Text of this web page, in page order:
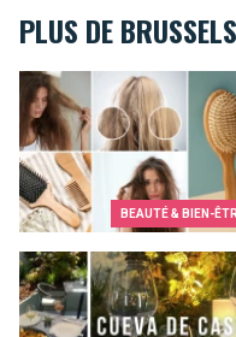
PLUS DE
BEAUTÉ & BIEN-
Cheveux en pagaille : et
Cueva de Castilla : Nous